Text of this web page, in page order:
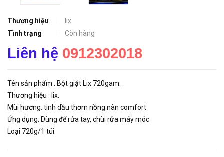
Thương hiệu
lix
Tình trạng
Còn hàng
Liên hệ 0912302018
Tên sản phẩm : Bột giặt Lix 720gam.
Thương hiệu : lix.
Mùi hương: tinh dầu thơm nồng nàn comfort
Ứng dụng: Dùng để rửa tay, chùi rửa máy móc
Loại 720g/1 túi.